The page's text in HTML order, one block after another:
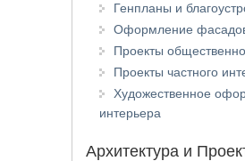
Генпланы и
Оформление
Проекты
Проекты частного
Художественное
интерьера
Архитектура и